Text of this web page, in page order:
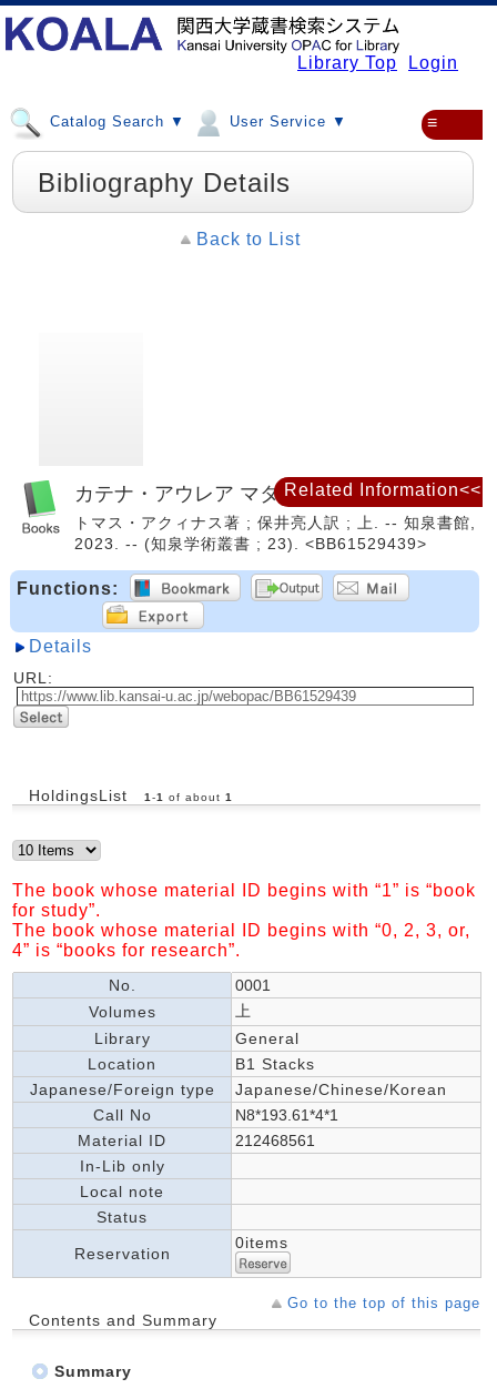
Library Top Login
Catalog Search ▼ User Service ▼ ≡
Bibliography Details
Back to List
カテナ・アウレア マタイ福音書註解
トマス・アクィナス著 ; 保井亮人訳 ; 上. -- 知泉書館,
2023. -- (知泉学術叢書 ; 23). <BB61529439>
Functions:
Details
URL:
HoldingsList 1 -1 of about 1
The book whose material ID begins with “1” is “book
for study”.
The book whose material ID begins with “0, 2, 3, or,
4” is “books for research”.
No.
0001
Volumes
上
Library
General
Location
B1 Stacks
Japanese/Foreign type
Japanese/Chinese/Korean
Call No
N8*193.61*4*1
Material ID
212468561
In-Lib only
Local note
Status
Reservation
0items
Go to the top of this page
Contents and Summary
Summary
Related Information<<